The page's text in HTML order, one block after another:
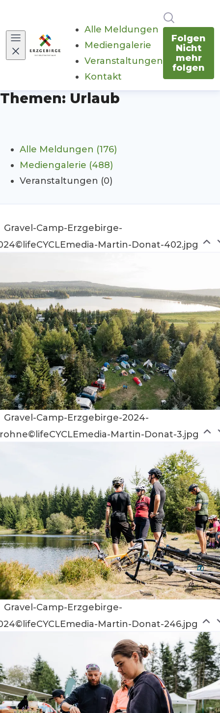
Alle Meldungen
Mediengalerie
Veranstaltungen
Kontakt
Folgen
Nicht
mehr
folgen
Themen: Urlaub
Alle Meldungen (176)
Mediengalerie (488)
Veranstaltungen (0)
Gravel-Camp-Erzgebirge-
Martin-Donat-402.jpg
Gravel-Camp-Erzgebirge-2024-
Martin-Donat-3.jpg
Gravel-Camp-Erzgebirge-
Martin-Donat-246.jpg